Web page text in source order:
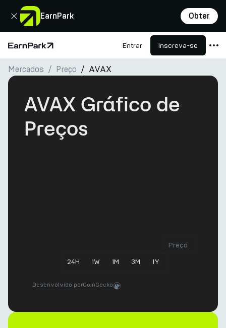
EarnPark Obter
Fechar
Página Inicial Entrar Inscreva-se
Produtos
Mercados
Calculadoras
PARK Token
Mercados Preço AVAX
AVAX Gráfico de
Preços
24H 1W 1M 3M 1Y
Preço
Desenvolvido porCoinGecko